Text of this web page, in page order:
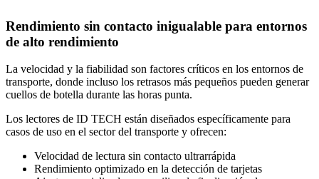
Rendimiento sin contacto inigualable para entornos
de alto rendimiento
La velocidad y la fiabilidad son factores críticos en los entornos de
transporte, donde incluso los retrasos más pequeños pueden generar
cuellos de botella durante las horas punta.
Los lectores de ID TECH están diseñados específicamente para
casos de uso en el sector del transporte y ofrecen:
Velocidad de lectura sin contacto ultrarrápida
Rendimiento optimizado en la detección de tarjetas